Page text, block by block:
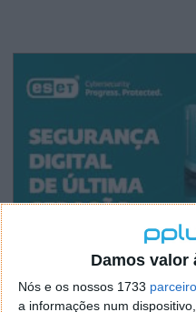
Damos valor
Nós e os nossos 1733
a informações num